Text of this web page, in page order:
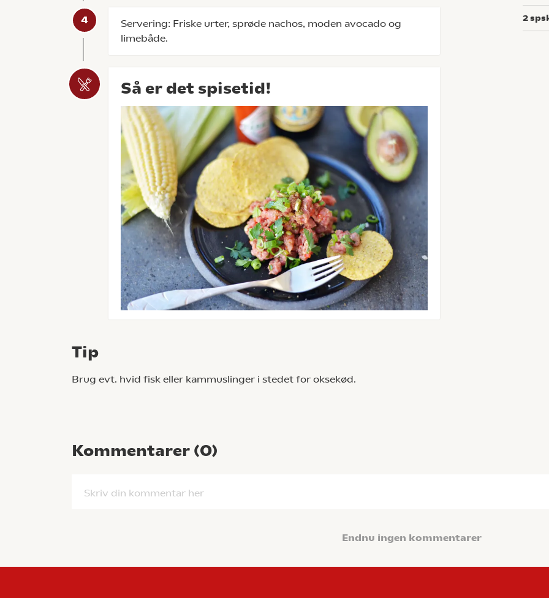
Servering: Friske urter, sprøde nachos, moden avocado og
limebåde.
Så er det spisetid!
Tip
Brug evt. hvid fisk eller kammuslinger i stedet for oksekød.
2
Kommentarer (0)
Skriv din kommentar her
Endnu ingen kommentarer